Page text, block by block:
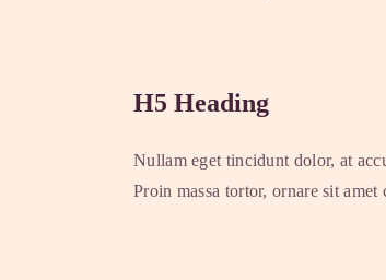
H5 Heading
Nullam eget tincidunt dolor, at
Proin massa tortor, ornare sit